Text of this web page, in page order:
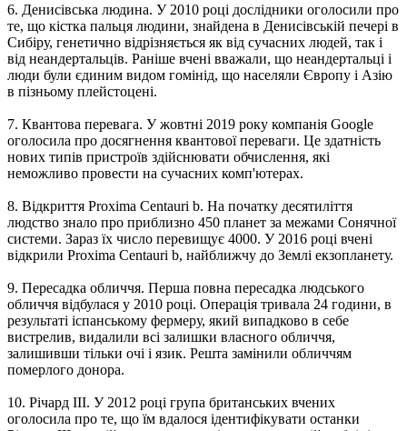
6. Денисівська людина. У 2010 році дослідники оголосили про
те, що кістка пальця людини, знайдена в Денисівській печері в
Сибіру, генетично відрізняється як від сучасних людей, так і
від неандертальців. Раніше вчені вважали, що неандертальці і
люди були єдиним видом гомінід, що населяли Європу і Азію
в пізньому плейстоцені.
7. Квантова перевага. У жовтні 2019 року компанія Google
оголосила про досягнення квантової переваги. Це здатність
нових типів пристроїв здійснювати обчислення, які
неможливо провести на сучасних комп'ютерах.
8. Відкриття Proxima Centauri b. На початку десятиліття
людство знало про приблизно 450 планет за межами Сонячної
системи. Зараз їх число перевищує 4000. У 2016 році вчені
відкрили Proxima Centauri b, найближчу до Землі екзопланету.
9. Пересадка обличчя. Перша повна пересадка людського
обличчя відбулася у 2010 році. Операція тривала 24 години, в
результаті іспанському фермеру, який випадково в себе
вистрелив, видалили всі залишки власного обличчя,
залишивши тільки очі і язик. Решта замінили обличчям
померлого донора.
10. Річард III. У 2012 році група британських вчених
оголосила про те, що їм вдалося ідентифікувати останки